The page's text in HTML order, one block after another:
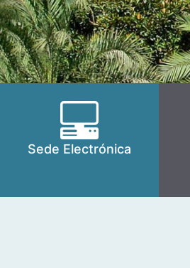
Sede Electrónica